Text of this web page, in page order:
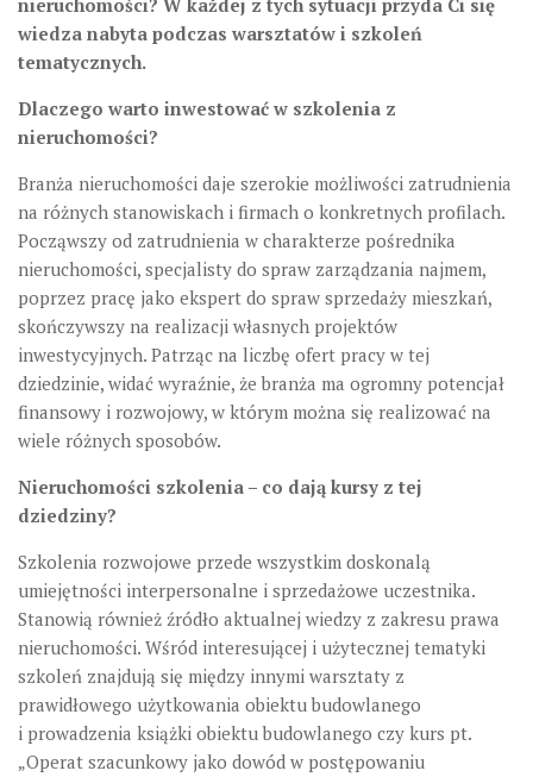
nieruchomości? W każdej z tych sytuacji przyda Ci się
wiedza nabyta podczas warsztatów i szkoleń
tematycznych.
Dlaczego warto inwestować w szkolenia z
nieruchomości?
Branża nieruchomości daje szerokie możliwości zatrudnienia
na różnych stanowiskach i firmach o konkretnych profilach.
Począwszy od zatrudnienia w charakterze pośrednika
nieruchomości, specjalisty do spraw zarządzania najmem,
poprzez pracę jako ekspert do spraw sprzedaży mieszkań,
skończywszy na realizacji własnych projektów
inwestycyjnych. Patrząc na liczbę ofert pracy w tej
dziedzinie, widać wyraźnie, że branża ma ogromny potencjał
finansowy i rozwojowy, w którym można się realizować na
wiele różnych sposobów.
Nieruchomości szkolenia – co dają kursy z tej
dziedziny?
Szkolenia rozwojowe przede wszystkim doskonalą
umiejętności interpersonalne i sprzedażowe uczestnika.
Stanowią również źródło aktualnej wiedzy z zakresu prawa
nieruchomości. Wśród interesującej i użytecznej tematyki
szkoleń znajdują się między innymi warsztaty z
prawidłowego użytkowania obiektu budowlanego
i prowadzenia książki obiektu budowlanego czy kurs pt.
„Operat szacunkowy jako dowód w postępowaniu